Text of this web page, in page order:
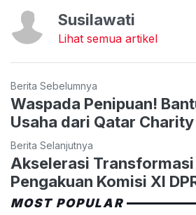
Susilawati
Lihat semua artikel
Berita Sebelumnya
Waspada Penipuan!
Usaha dari Qatar
Berita Selanjutnya
Akselerasi Transformasi
Pengakuan Komisi XI
MOST POPULAR